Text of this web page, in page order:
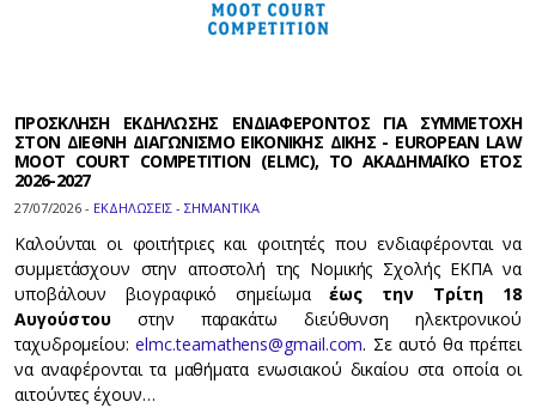
ΠΡΟΣΚΛΗΣΗ ΕΚΔΗΛΩΣΗΣ ΕΝΔΙΑΦΕΡΟΝΤΟΣ ΓΙΑ ΣΥΜΜΕΤΟΧΗ
ΣΤΟΝ ΔΙΕΘΝΗ ΔΙΑΓΩΝΙΣΜΟ ΕΙΚΟΝΙΚΗΣ ΔΙΚΗΣ - EUROPEAN LAW
MOOT COURT COMPETITION (ELMC), ΤΟ ΑΚΑΔΗΜΑΪΚΟ ΕΤΟΣ
2026-2027
27/07/2026 - ΕΚΔΗΛΩΣΕΙΣ - ΣΗΜΑΝΤΙΚΑ
Καλούνται οι φοιτήτριες και φοιτητές που ενδιαφέρονται να
συμμετάσχουν στην αποστολή της Νομικής Σχολής ΕΚΠΑ να
υποβάλουν βιογραφικό σημείωμαέως την Τρίτη 18
Αυγούστου στην παρακάτω διεύθυνση ηλεκτρονικού
ταχυδρομείου:elmc.teamathens@gmail.com. Σε αυτό θα πρέπει
να αναφέρονται τα μαθήματα ενωσιακού δικαίου στα οποία οι
αιτούντες έχουν…